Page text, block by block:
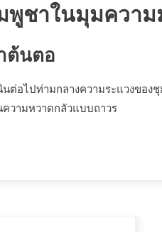
พูชาในมุมควา
ต้นตอ
อไปท่ามกลางความระแวงขอ
ความหวาดกลัวแบบถาวร